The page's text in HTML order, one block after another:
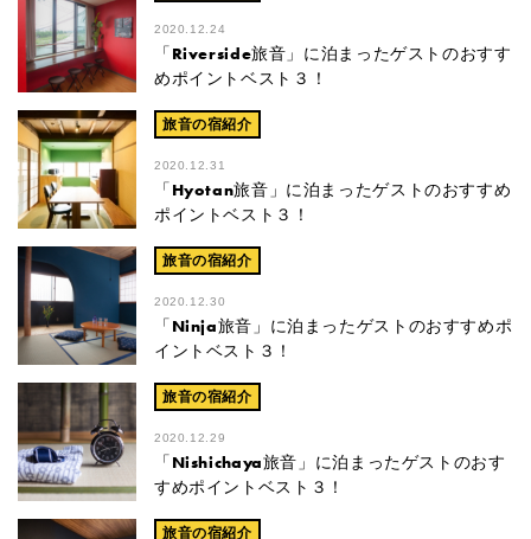
2020.12.24
「Riverside旅音」に泊まったゲストのおすす
めポイントベスト３！
旅音の宿紹介
2020.12.31
「Hyotan旅音」に泊まったゲストのおすすめ
ポイントベスト３！
旅音の宿紹介
2020.12.30
「Ninja旅音」に泊まったゲストのおすすめポ
イントベスト３！
旅音の宿紹介
2020.12.29
「Nishichaya旅音」に泊まったゲストのおす
すめポイントベスト３！
旅音の宿紹介